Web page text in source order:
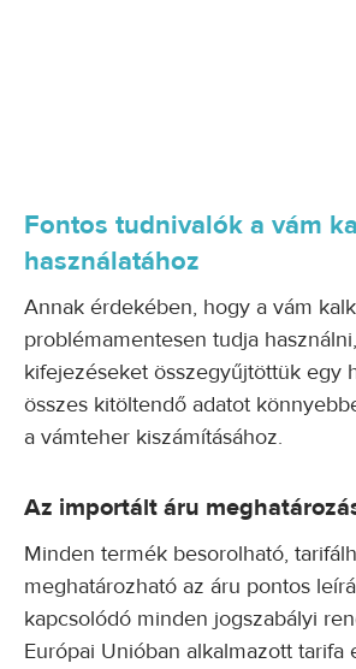
Fontos tudnivalók a vám
használatához
Annak érdekében, hogy a vám
problémamentesen tudja
kifejezéseket összegyűjtöttük egy
összes kitöltendő adatot
a vámteher kiszámításához.
Az importált áru
Minden termék besorolható,
meghatározható az áru pontos
kapcsolódó minden jogszabályi
Európai Unióban alkalmazott tarifa